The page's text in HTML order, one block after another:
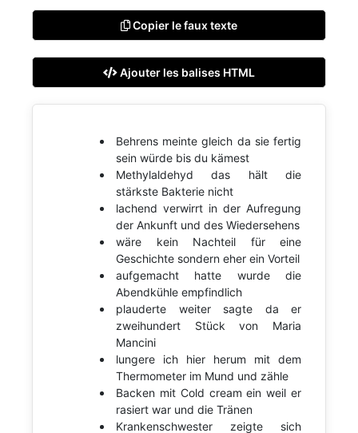
Copier le faux texte
Ajouter les balises HTML
Behrens meinte gleich da sie fertig
sein würde bis du kämest
Methylaldehyd das hält die
stärkste Bakterie nicht
lachend verwirrt in der Aufregung
der Ankunft und des Wiedersehens
wäre kein Nachteil für eine
Geschichte sondern eher ein Vorteil
aufgemacht hatte wurde die
Abendkühle empfindlich
plauderte weiter sagte da er
zweihundert Stück von Maria
Mancini
lungere ich hier herum mit dem
Thermometer im Mund und zähle
Backen mit Cold cream ein weil er
rasiert war und die Tränen
Krankenschwester zeigte sich